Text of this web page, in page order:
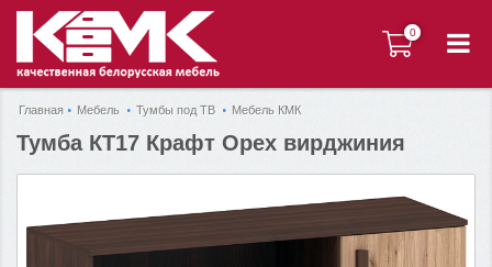
0
0
Главная Мебель Тумбы под ТВ Мебель КМК
Тумба КТ17 Крафт Орех вирджиния